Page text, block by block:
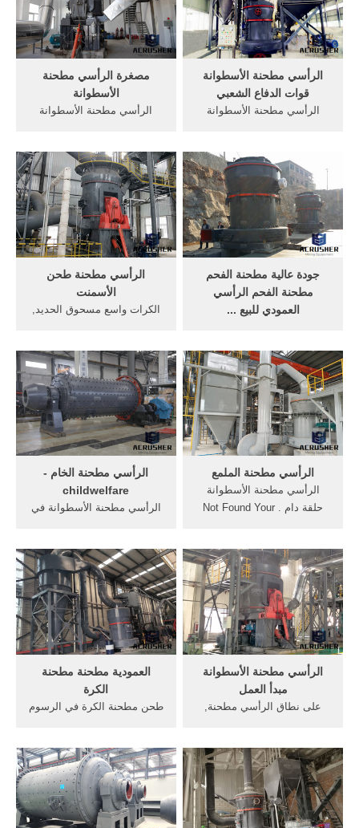
مصغرة الرأسي مطحنة
الأسطوانة
الرأسي مطحنة الأسطوانة
الاسمنت تطبيق الصناعة ...
الرأسي مطحنة الأسطوانة
قوات الدفاع الشعبي
الرأسي مطحنة الأسطوانة
قوات ...
الرأسي مطحنة طحن
الأسمنت
الكرات واسع مسحوق الحديد,
مطحنة, ...
جودة عالية مطحنة الفحم
مطحنة الفحم الرأسي
العمودي للبيع ...
المغذية الفحم الخام الرأسي
مطحنة الخام ...
الرأسي مطحنة الخام -
childwelfare
الرأسي مطحنة الأسطوانة في
تستخدم ...
الرأسي مطحنة الملمع
الرأسي مطحنة الأسطوانة
حلقة دام . Not Found Your
الشركة .
العمودية مطحنة مطحنة
الكرة
طحن مطحنة الكرة في الرسوم
.ما هو طاحونة ...
الرأسي مطحنة الأسطوانة
مبدأ العمل
على نطاق الرأسي مطحنة,